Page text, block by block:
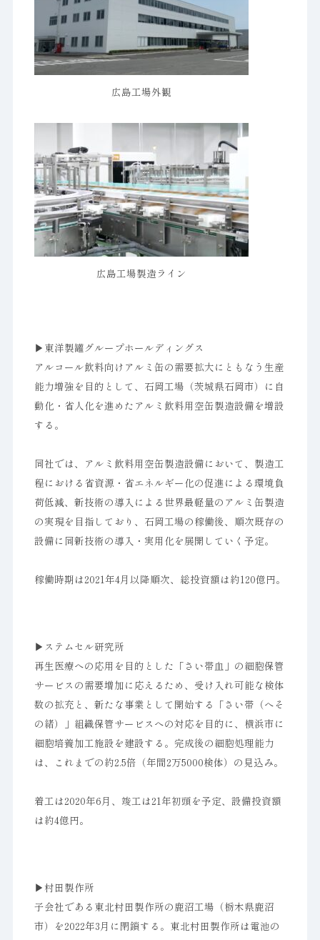
広島工場外観
広島工場製造ライン
▶︎東洋製罐グループホールディングス
アルコール飲料向けアルミ缶の需要拡大にともなう生産
能力増強を目的として、石岡工場（茨城県石岡市）に自
動化・省人化を進めたアルミ飲料用空缶製造設備を増設
する。
同社では、アルミ飲料用空缶製造設備において、製造工
程における省資源・省エネルギー化の促進による環境負
荷低減、新技術の導入による世界最軽量のアルミ缶製造
の実現を目指しており、石岡工場の稼働後、順次既存の
設備に同新技術の導入・実用化を展開していく予定。
稼働時期は2021年4月以降順次、総投資額は約120億円。
▶︎ステムセル研究所
再生医療への応用を目的とした「さい帯血」の細胞保管
サービスの需要増加に応えるため、受け入れ可能な検体
数の拡充と、新たな事業として開始する「さい帯（へそ
の緒）」組織保管サービスへの対応を目的に、横浜市に
細胞培養加工施設を建設する。完成後の細胞処理能力
は、これまでの約2.5倍（年間2万5000検体）の見込み。
着工は2020年6月、竣工は21年初頭を予定、設備投資額
は約4億円。
▶︎村田製作所
子会社である東北村田製作所の鹿沼工場（栃木県鹿沼
市）を2022年3月に閉鎖する。東北村田製作所は電池の